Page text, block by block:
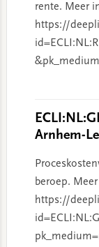
rente. Meer
https://
Arnhem-
beroep.
https://